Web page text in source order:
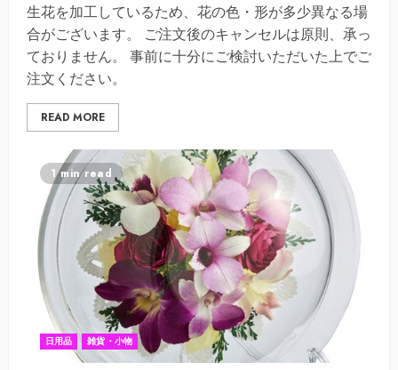
生花を加工しているため、花の色・形が多少異なる場
合がございます。 ご注文後のキャンセルは原則、承っ
ておりません。 事前に十分にご検討いただいた上でご
注文ください。
READ MORE
1 min read
日用品 雑貨・小物